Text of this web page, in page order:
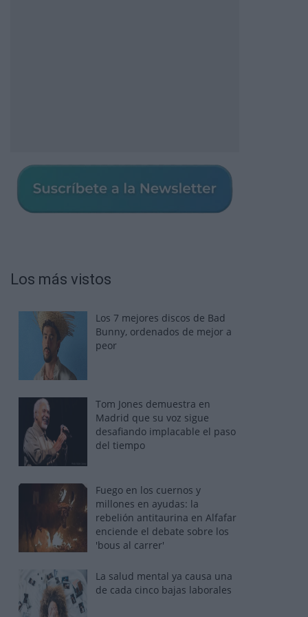
Los más vistos
Los 7 mejores discos de Bad
Bunny, ordenados de mejor a
peor
Tom Jones demuestra en
Madrid que su voz sigue
desafiando implacable el paso
del tiempo
Fuego en los cuernos y
millones en ayudas: la
rebelión antitaurina en Alfafar
enciende el debate sobre los
'bous al carrer'
La salud mental ya causa una
de cada cinco bajas laborales